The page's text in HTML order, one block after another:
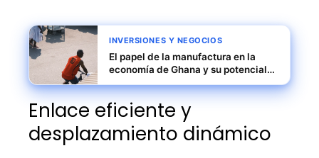
INVERSIONES Y NEGOCIOS
El papel de la manufactura en la
economía de Ghana y su potencial
de crecimiento
Enlace eficiente y
desplazamiento dinámico